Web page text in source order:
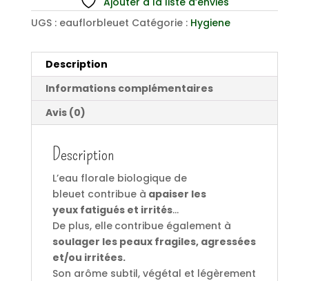
UGS : eauflorbleuet Catégorie : Hygiene
Description
Informations complémentaires
Avis (0)
Description
L’eau florale biologique de
bleuet contribue à apaiser les
yeux fatigués et irrités…
De plus, elle contribue également à
soulager les peaux fragiles, agressées
et/ou irritées.
Son arôme subtil, végétal et légèrement